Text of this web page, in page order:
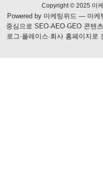
Copyright © 2025 마
Powered by 마케팅위드 — 마케
중심으로 SEO·AEO·GEO 콘텐
로그·플레이스·회사 홈페이지